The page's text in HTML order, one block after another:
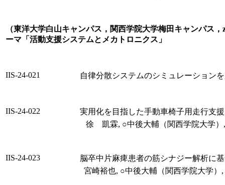
（東洋大学白山キャンパス，関西学院大学梅田キャンパ
ーマ「活動支援システムとメカトロニクス」
IIS-24-021 自律分散システムのシミュレーション
IIS-24-022
実用化を目指した手動車椅子用走行支
徐 凱霖, ○中後大輔（関西学院大学
IIS-24-023
脳卒中片麻痺患者の筋シナジー解析に
宮崎裕也, ○中後大輔（関西学院大学